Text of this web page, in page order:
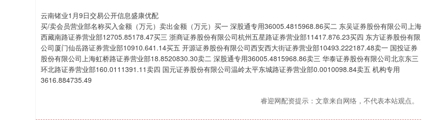
云南锗业1月9日交易公开信息盛康优配
买/卖会员营业部名称买入金额（万元）卖出金额（万元）买一 深股通专用36005.4815968.86买二 东吴证券股份有限公司上海
西藏南路证券营业部12705.85178.47买三 浙商证券股份有限公司杭州五星路证券营业部11417.876.23买四 东方证券股份有限
公司厦门仙岳路证券营业部10910.641.14买五 开源证券股份有限公司西安西大街证券营业部10493.222187.48卖一 国投证券
股份有限公司上海虹桥路证券营业部18.8520830.30卖二 深股通专用36005.4815968.86卖三 华泰证券股份有限公司北京东三
环北路证券营业部160.0111391.11卖四 国元证券股份有限公司温岭太平东城路证券营业部0.0010098.84卖五 机构专用
3616.884735.49
睿迎网配资提示：文章来自网络，不代表本站观点。